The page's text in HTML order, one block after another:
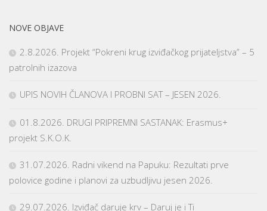
NOVE OBJAVE
2.8.2026. Projekt “Pokreni krug izviđačkog prijateljstva” – 5
patrolnih izazova
UPIS NOVIH ČLANOVA I PROBNI SAT – JESEN 2026.
01.8.2026. DRUGI PRIPREMNI SASTANAK: Erasmus+
projekt S.K.O.K.
31.07.2026. Radni vikend na Papuku: Rezultati prve
polovice godine i planovi za uzbudljivu jesen 2026.
29.07.2026. Izviđač daruje krv – Daruj je i Ti